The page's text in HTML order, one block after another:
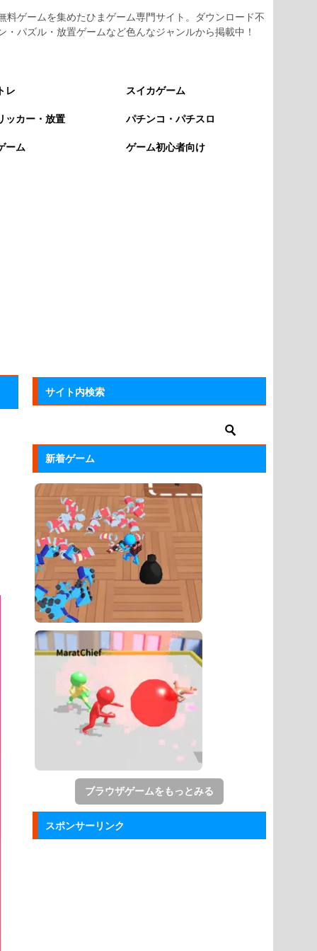
料ゲームを集めたひまゲーム専門サイト。ダウンロード不
パズル・放置ゲームなど色んなジャンルから掲載中！
レ スイカゲーム
ッカー・放置 パチンコ・パチスロ
ーム ゲーム初心者向け
サイト内検索
新着ゲーム
ブラウザゲームをもっとみる
スポンサーリンク